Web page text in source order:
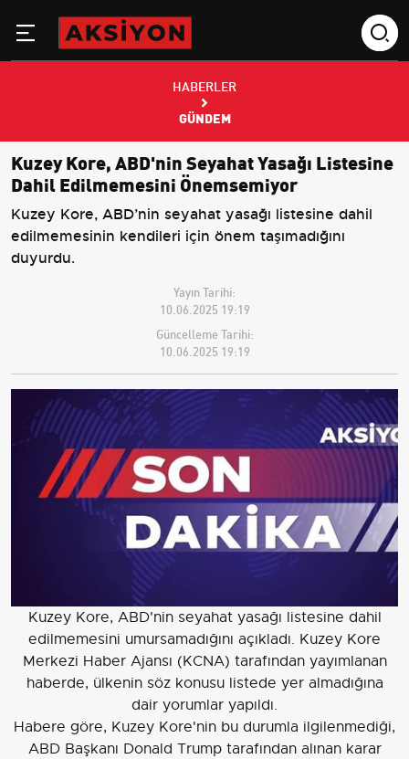
HABERLER
GÜNDEM
Kuzey Kore, ABD'nin Seyahat Yasağı Listesine
Dahil Edilmemesini Önemsemiyor
Kuzey Kore, ABD’nin seyahat yasağı listesine dahil
edilmemesinin kendileri için önem taşımadığını
duyurdu.
Yayın Tarihi:
10.06.2025 19:19
Güncelleme Tarihi:
10.06.2025 19:19
Kuzey Kore, ABD'nin seyahat yasağı listesine dahil
edilmemesini umursamadığını açıkladı. Kuzey Kore
Merkezi Haber Ajansı (KCNA) tarafından yayımlanan
haberde, ülkenin söz konusu listede yer almadığına
dair yorumlar yapıldı.
Habere göre, Kuzey Kore'nin bu durumla ilgilenmediği,
ABD Başkanı Donald Trump tarafından alınan karar